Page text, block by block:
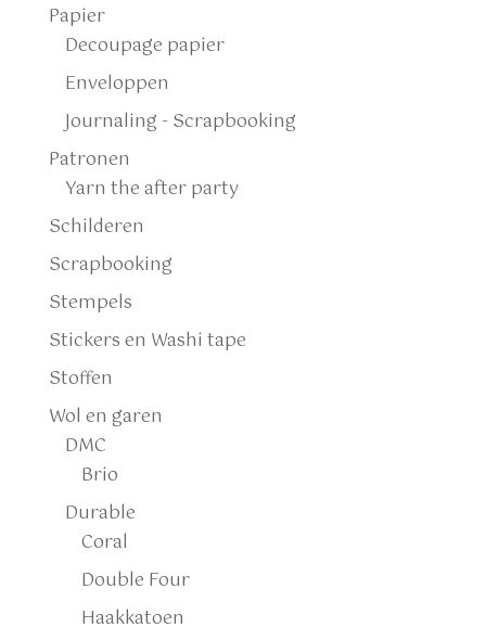
Papier
Decoupage papier
Enveloppen
Journaling - Scrapbooking
Patronen
Yarn the after party
Schilderen
Scrapbooking
Stempels
Stickers en Washi tape
Stoffen
Wol en garen
DMC
Brio
Durable
Coral
Double Four
Haakkatoen